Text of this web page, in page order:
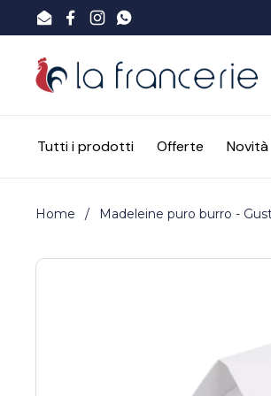
Passa ai contenuti
EmailFacebook
Instagram
WhatsApp
Tutti i prodotti Offerte Novità
Home / Madeleine puro burro -